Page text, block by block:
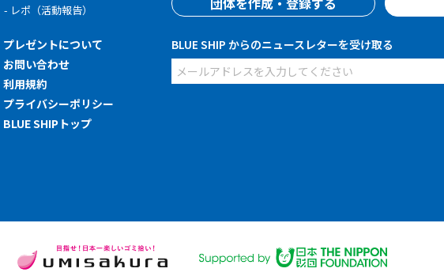
レポ（活動報告）
プレゼントについて
お問い合わせ
利用規約
プライバシーポリシー
BLUE SHIPトップ
BLUE SHIP からのニュースレターを受け取る